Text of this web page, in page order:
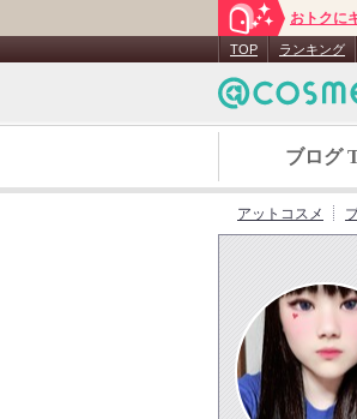
おトクに
TOP ランキング
ブログ
アットコスメ